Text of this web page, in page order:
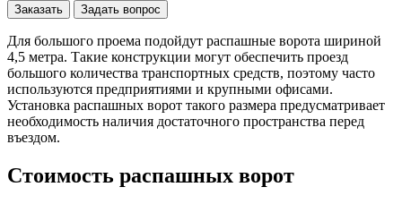
Заказать Задать вопрос
Для большого проема подойдут распашные ворота шириной
4,5 метра. Такие конструкции могут обеспечить проезд
большого количества транспортных средств, поэтому часто
используются предприятиями и крупными офисами.
Установка распашных ворот такого размера предусматривает
необходимость наличия достаточного пространства перед
въездом.
Стоимость распашных ворот